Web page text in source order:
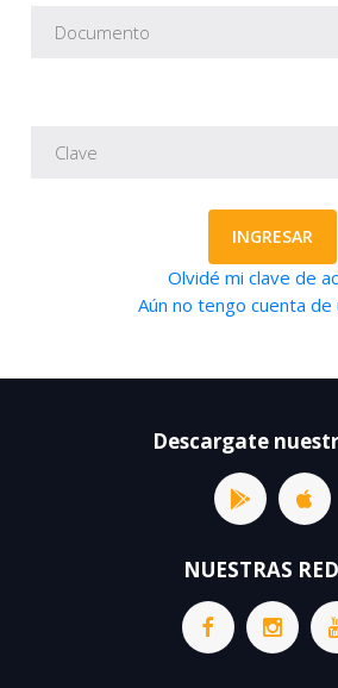
INGRESAR
Olvidé mi clave de
Aún no tengo cuenta de
Descargate
NUESTRAS